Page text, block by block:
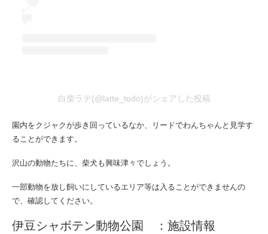
白柴ラテ(@latte_todo)がシェアした投稿
園内をクジャクが歩き回っているなか、リードでわんちゃんと見学す
ることができます。
沢山の動物たちに、柴犬も興味津々でしょう。
一部動物を放し飼いにしているエリア等は入ることができませんの
で、確認してください。
伊豆シャボテン動物公園 ：施設情報